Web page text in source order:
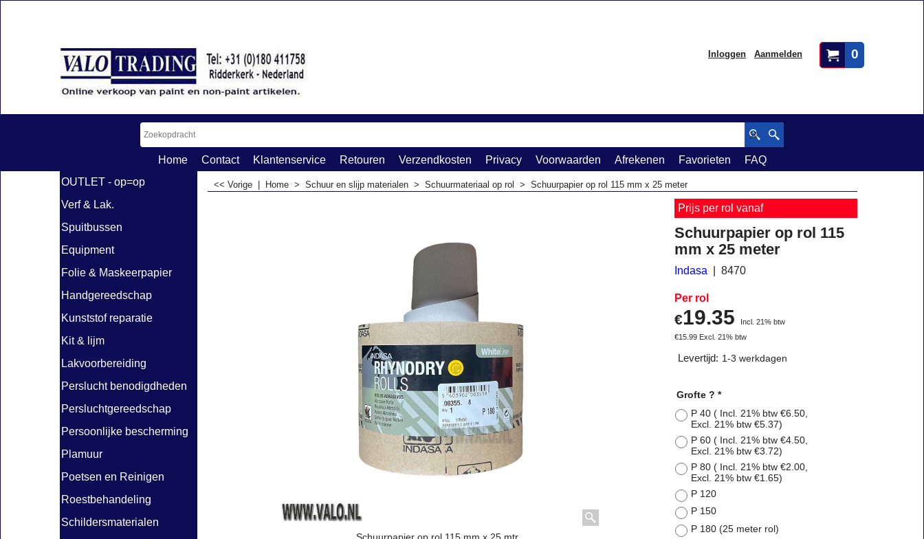
0
Inloggen Aanmelden
Home Contact Klantenservice Retouren Verzendkosten Privacy Voorwaarden Afrekenen Favorieten
FAQ
OUTLET - op=op
Verf & Lak.
Spuitbussen
Equipment
Folie & Maskeerpapier
Handgereedschap
Kunststof reparatie
Kit & lijm
Lakvoorbereiding
Perslucht benodigdheden
Persluchtgereedschap
Persoonlijke bescherming
Plamuur
Poetsen en Reinigen
Roestbehandeling
Schildersmaterialen
<< Vorige Home > Schuur en slijp materialen > Schuurmateriaal op rol > Schuurpapier op rol 115 mm x 25 meter
Prijs per rol vanaf
Schuurpapier op rol 115
mm x 25 meter
Indasa 8470
Per rol
€19.35
Incl. 21% btw
€15.99 Excl. 21% btw
Levertijd: 1-3 werkdagen
Grofte ? *
P 40 ( Incl. 21% btw €6.50,
Excl. 21% btw €5.37)
P 60 ( Incl. 21% btw €4.50,
Excl. 21% btw €3.72)
P 80 ( Incl. 21% btw €2.00,
Excl. 21% btw €1.65)
P 120
P 150
P 180 (25 meter rol)